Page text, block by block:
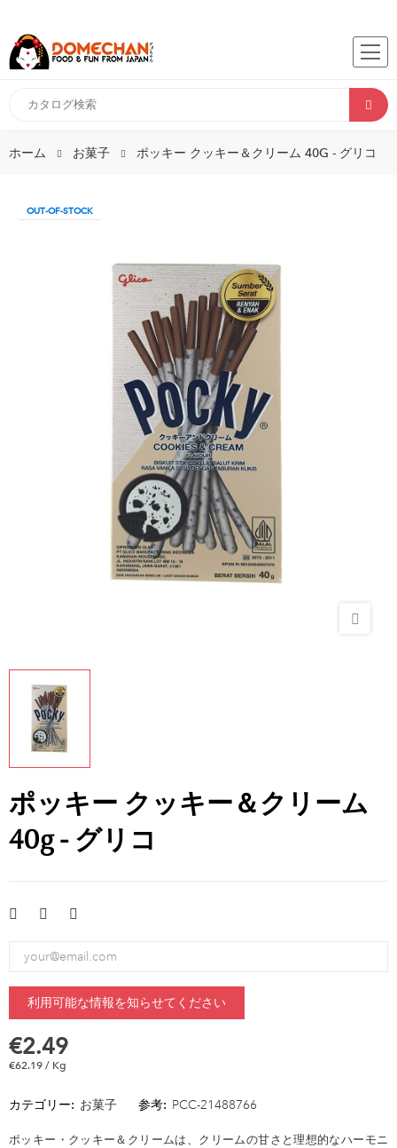
ホーム お菓子 ポッキー クッキー＆クリーム 40G - グリコ
OUT-OF-STOCK
ポッキー クッキー＆クリーム
40g - グリコ
利用可能な情報を知らせてください
€2.49
€62.19 / Kg
カテゴリー: お菓子 参考: PCC-21488766
ポッキー・クッキー＆クリームは、クリームの甘さと理想的なハーモニ